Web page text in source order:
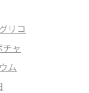
リコ
チャ
ム